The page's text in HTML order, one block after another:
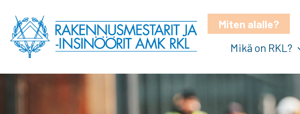
Miten alalle?
Mikä on RKL?